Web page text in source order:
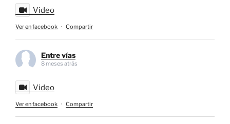
Video
Ver en facebook · Compartir
Entre vías
8 meses atrás
Video
Ver en facebook · Compartir